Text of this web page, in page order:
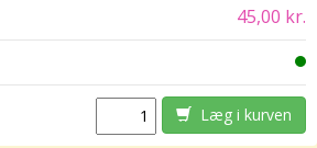
45,00 kr.
Læg i kurven